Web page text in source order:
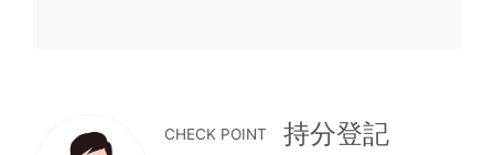
CHECK POINT 持分登記